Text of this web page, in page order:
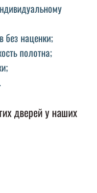
без наценки;
полотна;
дверей у наших